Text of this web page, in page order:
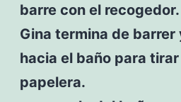
barre con el recogedor.
Gina termina de barrer
hacia el baño para
papelera.